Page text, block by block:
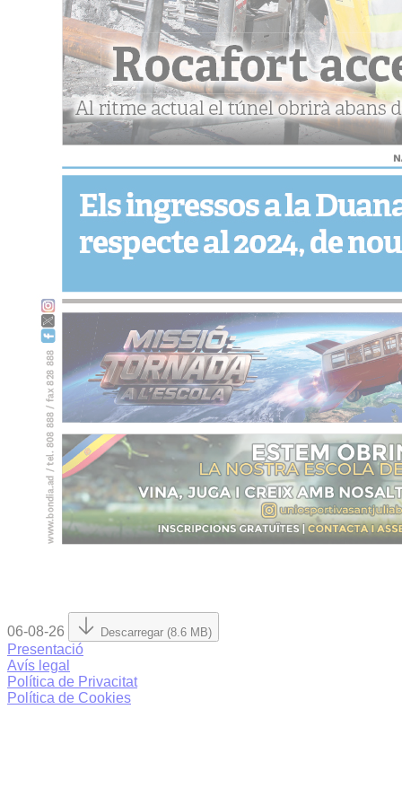
06-08-26 Descarregar (8.6 MB)
Presentació
Avís legal
Política de Privacitat
Política de Cookies